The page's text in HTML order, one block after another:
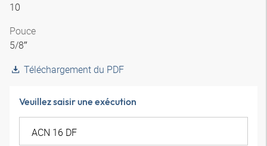
10
Pouce
5/8″
Téléchargement du PDF
Veuillez saisir une exécution